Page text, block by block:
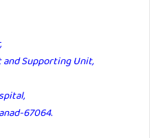
Supporting Unit,
67064.